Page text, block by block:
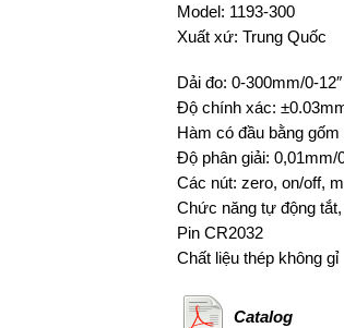
Model: 1193-300
Xuất xứ: Trung Quốc
Dải đo: 0-300mm/0-12″
Độ chính xác:
Hàm có đầu bằng
Độ phân giải: 0,01mm/
Các nút: zero, on/off,
Chức năng tự động
Pin CR2032
Chất liệu thép không gỉ
Catalog